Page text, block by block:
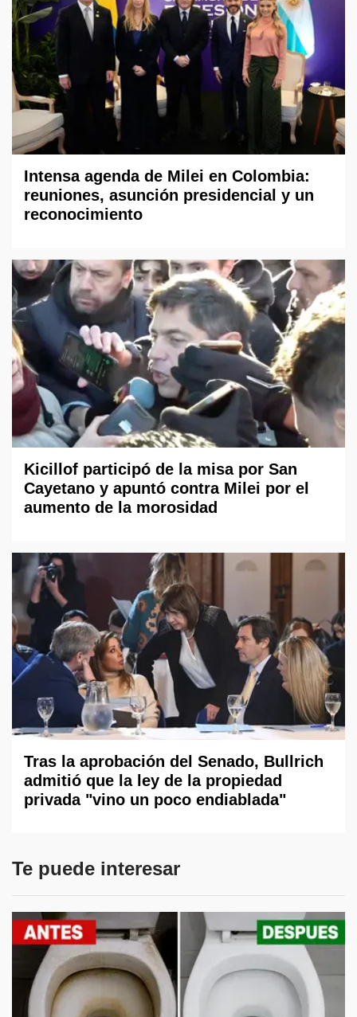
Intensa agenda de Milei en Colombia:
reuniones, asunción presidencial y un
reconocimiento
Kicillof participó de la misa por San
Cayetano y apuntó contra Milei por el
aumento de la morosidad
Tras la aprobación del Senado, Bullrich
admitió que la ley de la propiedad
privada "vino un poco endiablada"
Te puede interesar